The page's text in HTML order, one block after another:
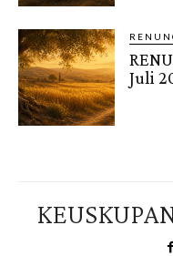
Juli